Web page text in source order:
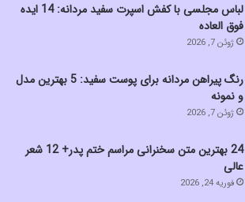
لباس مجلسی با کفش اسپرت سفید مردانه: 14 ایده
فوق العاده
ژوئن 7, 2026
رنگ پیراهن مردانه برای پوست سفید: 5 بهترین مدل
و نمونه
ژوئن 7, 2026
24 بهترین متن سخنرانی مراسم ختم پدر+ 12 شعر
عالی
فوریه 24, 2026